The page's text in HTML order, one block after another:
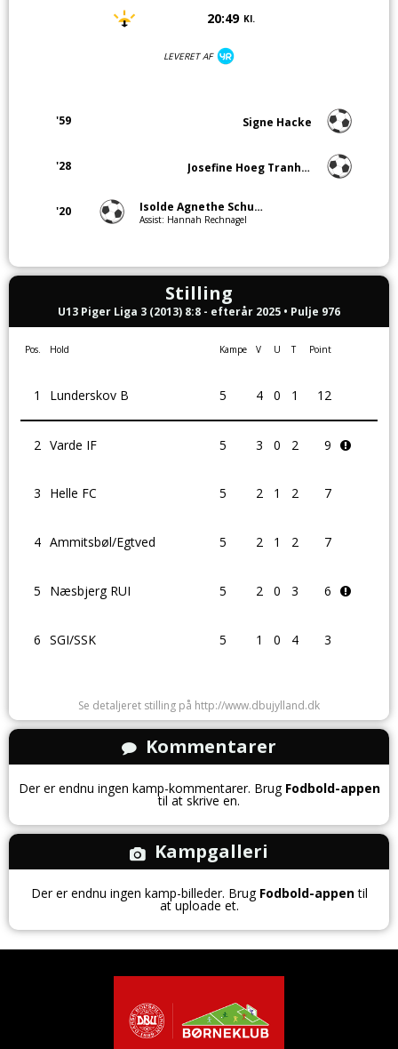
20:49 Kl.
LEVERET AF
'59 Signe Hacke
'28 Josefine Hoeg Tranholm
'20 Isolde Agnethe Schulze Nielsen
Assist: Hannah Rechnagel
Stilling
U13 Piger Liga 3 (2013) 8:8 - efterår 2025 • Pulje 976
Pos. Hold Kampe V U T Point
1 Lunderskov B 5 4 0 1 12
2 Varde IF 5 3 0 2 9
3 Helle FC 5 2 1 2 7
4 Ammitsbøl/Egtved 5 2 1 2 7
5 Næsbjerg RUI 5 2 0 3 6
6 SGI/SSK 5 1 0 4 3
Se detaljeret stilling på http://www.dbujylland.dk
Kommentarer
Der er endnu ingen kamp-kommentarer. Brug Fodbold-appen
til at skrive en.
Kampgalleri
Der er endnu ingen kamp-billeder. Brug Fodbold-appentil
at uploade et.